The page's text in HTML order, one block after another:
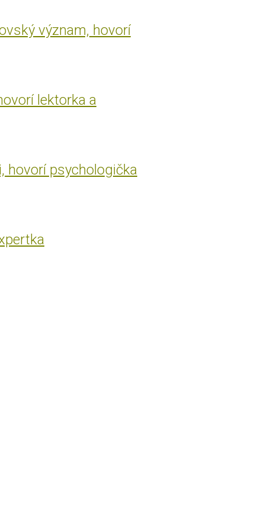
význam, hovorí
lektorka a
hovorí psychologička